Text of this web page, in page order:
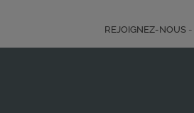
REJOIGNEZ-NOUS -